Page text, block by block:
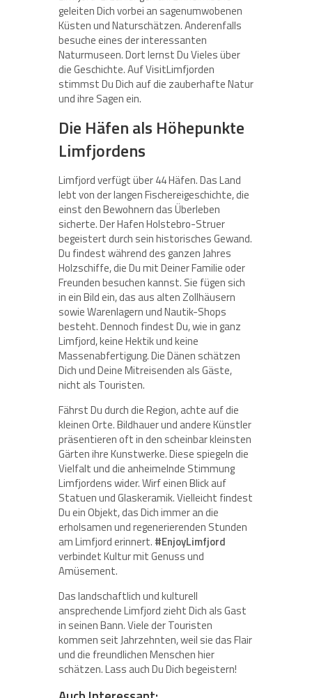
geleiten Dich vorbei an sagenumwobenen
Küsten und Naturschätzen. Anderenfalls
besuche eines der interessanten
Naturmuseen. Dort lernst Du Vieles über
die Geschichte. Auf VisitLimfjorden
stimmst Du Dich auf die zauberhafte Natur
und ihre Sagen ein.
Die Häfen als Höhepunkte
Limfjordens
Limfjord verfügt über 44 Häfen. Das Land
lebt von der langen Fischereigeschichte, die
einst den Bewohnern das Überleben
sicherte. Der Hafen Holstebro-Struer
begeistert durch sein historisches Gewand.
Du findest während des ganzen Jahres
Holzschiffe, die Du mit Deiner Familie oder
Freunden besuchen kannst. Sie fügen sich
in ein Bild ein, das aus alten Zollhäusern
sowie Warenlagern und Nautik-Shops
besteht. Dennoch findest Du, wie in ganz
Limfjord, keine Hektik und keine
Massenabfertigung. Die Dänen schätzen
Dich und Deine Mitreisenden als Gäste,
nicht als Touristen.
Fährst Du durch die Region, achte auf die
kleinen Orte. Bildhauer und andere Künstler
präsentieren oft in den scheinbar kleinsten
Gärten ihre Kunstwerke. Diese spiegeln die
Vielfalt und die anheimelnde Stimmung
Limfjordens wider. Wirf einen Blick auf
Statuen und Glaskeramik. Vielleicht findest
Du ein Objekt, das Dich immer an die
erholsamen und regenerierenden Stunden
am Limfjord erinnert. #EnjoyLimfjord
verbindet Kultur mit Genuss und
Amüsement.
Das landschaftlich und kulturell
ansprechende Limfjord zieht Dich als Gast
in seinen Bann. Viele der Touristen
kommen seit Jahrzehnten, weil sie das Flair
und die freundlichen Menschen hier
schätzen. Lass auch Du Dich begeistern!